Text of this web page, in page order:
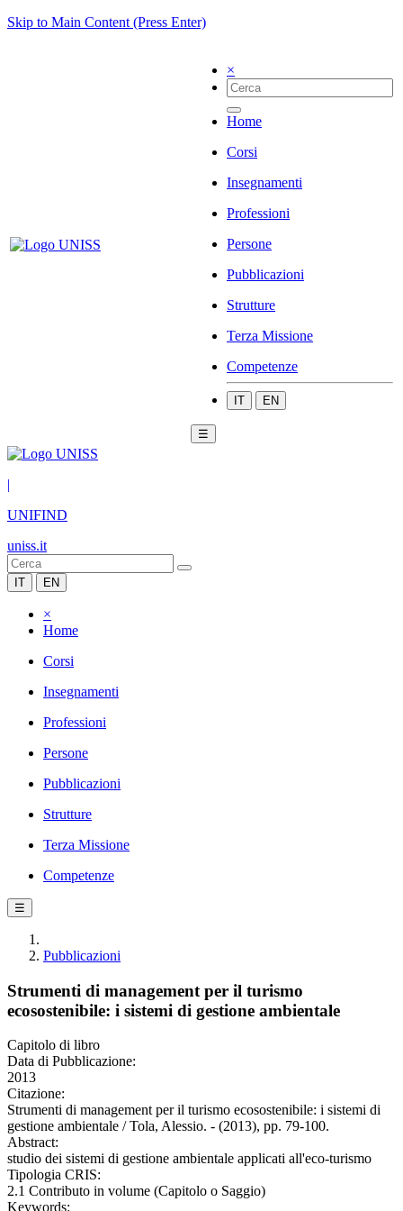
Skip to Main Content (Press Enter)
×
Home
Corsi
Insegnamenti
Professioni
Persone
Pubblicazioni
Strutture
Terza Missione
Competenze
IT EN
☰
|
UNIFIND
uniss.it
IT EN
×
Home
Corsi
Insegnamenti
Professioni
Persone
Pubblicazioni
Strutture
Terza Missione
Competenze
☰
Pubblicazioni
Strumenti di management per il turismo
ecosostenibile: i sistemi di gestione ambientale
Capitolo di libro
Data di Pubblicazione:
2013
Citazione:
Strumenti di management per il turismo ecosostenibile: i sistemi di
gestione ambientale / Tola, Alessio. - (2013), pp. 79-100.
Abstract:
studio dei sistemi di gestione ambientale applicati all'eco-turismo
Tipologia CRIS:
2.1 Contributo in volume (Capitolo o Saggio)
Keywords: